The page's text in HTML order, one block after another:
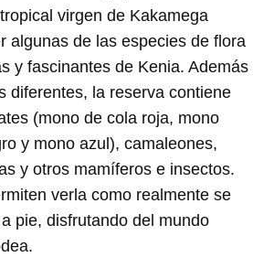
virgen de Kakamega
algunas de las especies de flora
y fascinantes de Kenia. Además
diferentes, la reserva contiene
(mono de cola roja, mono
y mono azul), camaleones,
y otros mamíferos e insectos.
verla como realmente se
pie, disfrutando del mundo